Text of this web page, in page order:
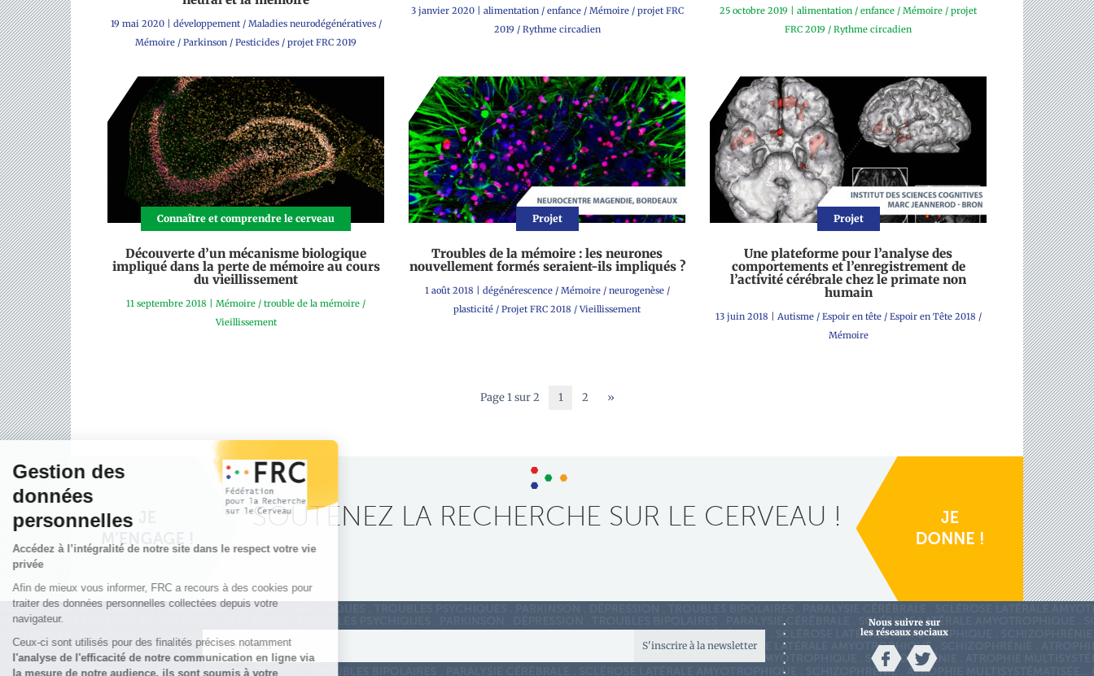
19 mai 2020| développement/ Maladies neurodégénératives/
Mémoire / Parkinson / Pesticides / projet FRC 2019
3 janvier 2020| alimentation/ enfance/ Mémoire/ projet FRC
2019 / Rythme circadien
25 octobre 2019 alimentation / enfance / Mémoire / projet
FRC 2019 / Rythme circadien
Connaître et comprendre le cerveau
Découverte d’un mécanisme biologique
impliqué dans la perte de mémoire au cours
du vieillissement
11 septembre 2018 Mémoire / trouble de la mémoire /
Vieillissement
Projet
Troubles de la mémoire : les neurones
nouvellement formés seraient-ils impliqués ?
1 août 2018 dégénérescence/ Mémoire/ neurogenèse/
plasticité / Projet FRC 2018 / Vieillissement
Projet
Une plateforme pour l’analyse des
comportements et l’enregistrement de
l’activité cérébrale chez le primate non
humain
13 juin 2018 Autisme/ Espoir en tête/ Espoir en Tête 2018 /
Mémoire
Page 1 sur 2 1 2 »
SOUTENEZ LA RECHERCHE SUR LE CERVEAU !
S'inscrire à la newsletter
Nous suivre sur
les réseaux sociaux